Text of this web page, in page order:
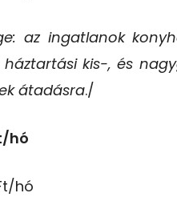
az ingatlanok
kis-, és
átadásra./
hó
hó